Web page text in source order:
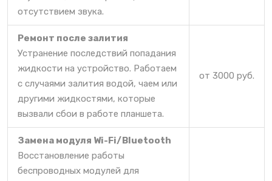
отсутствием звука.
Ремонт после залития
Устранение последствий попадания
жидкости на устройство. Работаем
с случаями залития водой, чаем или
другими жидкостями, которые
вызвали сбои в работе планшета.
от 3000 руб.
Замена модуля Wi-Fi/Bluetooth
Восстановление работы
беспроводных модулей для